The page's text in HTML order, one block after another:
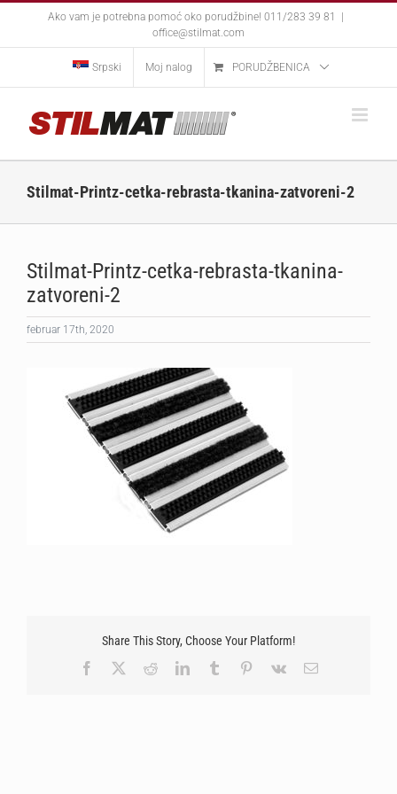
Ako vam je potrebna pomoć oko porudžbine! 011/283 39 81
office@stilmat.com
Srpski Moj nalog PORUDŽBENICA
Stilmat-Printz-cetka-rebrasta-tkanina-zatvoreni-2
Stilmat-Printz-cetka-rebrasta-tkanina-
zatvoreni-2
februar 17th, 2020
Share This Story, Choose Your Platform!
Facebook
RedditLinkedInTumblr Pinterest
Vk Email